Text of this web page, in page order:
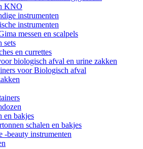
KNO
instrumenten
instrumenten
messen en scalpels
sets
en currettes
biologisch afval en urine zakken
voor Biologisch afval
en bakjes
schalen en bakjes
-beauty instrumenten